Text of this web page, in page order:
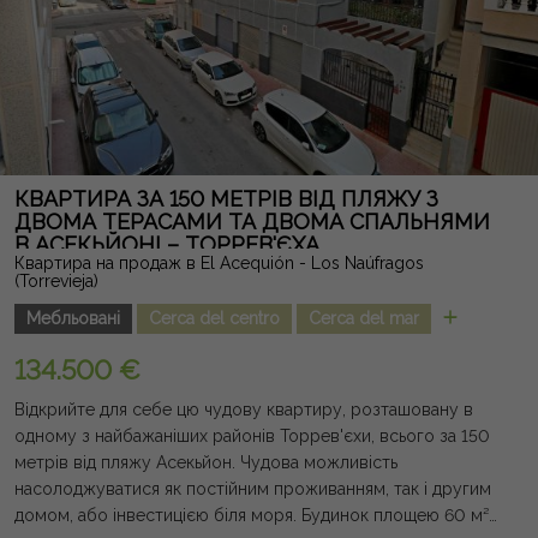
ідеального для створення зони відпочинку та насолоди
безперешкодними краєвидами та соляними лагунами.
Розташований в одному з найпопулярніших районів
Торрев'єхи, він поруч із супермаркетами, ресторанами,
школами, гольф-полями, торговими центрами, пляжами та
всіма послугами. Ідеальний дім як постійне проживання,
другий будинок або інвестиція, що поєднує дизайн,
просторість, приватність і привілейоване розташування.
Юридична примітка: збори та податки не враховані. Надана
інформація є орієнтовною, не має юридичної сили, і може
містити помилки.
КВАРТИРА ЗА 150 МЕТРІВ ВІД ПЛЯЖУ З
ДВОМА ТЕРАСАМИ ТА ДВОМА СПАЛЬНЯМИ
В АСЕКЬЙОНІ – ТОРРЕВ'ЄХА
Квартира на продаж в El Acequión - Los Naúfragos
(Torrevieja)
Мебльовані
Cerca del centro Cerca del mar
134.500 €
Відкрийте для себе цю чудову квартиру, розташовану в
одному з найбажаніших районів Торрев'єхи, всього за 150
метрів від пляжу Асекьйон. Чудова можливість
насолоджуватися як постійним проживанням, так і другим
домом, або інвестицією біля моря. Будинок площею 60 м²